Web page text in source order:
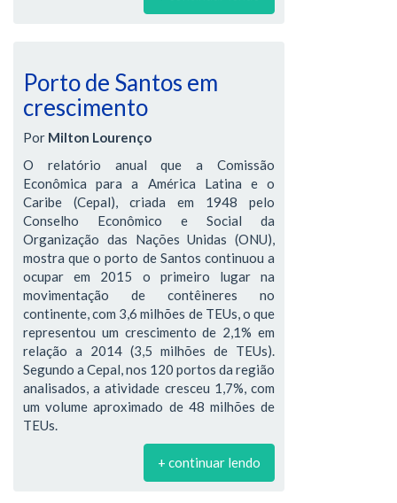
Porto de Santos em
crescimento
Por Milton Lourenço
O relatório anual que a Comissão
Econômica para a América Latina e o
Caribe (Cepal), criada em 1948 pelo
Conselho Econômico e Social da
Organização das Nações Unidas (ONU),
mostra que o porto de Santos continuou a
ocupar em 2015 o primeiro lugar na
movimentação de contêineres no
continente, com 3,6 milhões de TEUs, o que
representou um crescimento de 2,1% em
relação a 2014 (3,5 milhões de TEUs).
Segundo a Cepal, nos 120 portos da região
analisados, a atividade cresceu 1,7%, com
um volume aproximado de 48 milhões de
TEUs.
+ continuar lendo